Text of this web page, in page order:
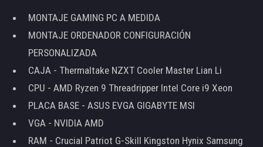
MONTAJE GAMING PC A MEDIDA
MONTAJE ORDENADOR CONFIGURACIÓN
PERSONALIZADA
CAJA - Thermaltake NZXT Cooler Master Lian Li
CPU - AMD Ryzen 9 Threadripper Intel Core i9 Xeon
PLACA BASE - ASUS EVGA GIGABYTE MSI
VGA - NVIDIA AMD
RAM - Crucial Patriot G-Skill Kingston Hynix Samsung